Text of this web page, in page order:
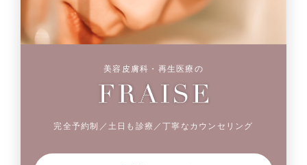
美容皮膚科・再生医療の
完全予約制／土日も診療／丁寧なカウンセリング